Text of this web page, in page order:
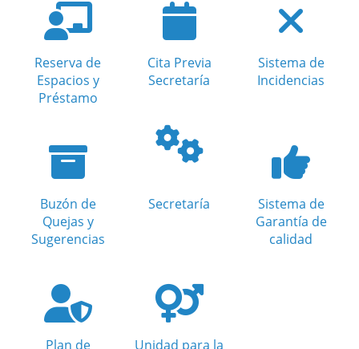
Reserva de
Espacios y
Préstamo
Cita Previa
Secretaría
Sistema de
Incidencias
Buzón de
Quejas y
Sugerencias
Secretaría
Sistema de
Garantía de
calidad
Plan de
Unidad para la